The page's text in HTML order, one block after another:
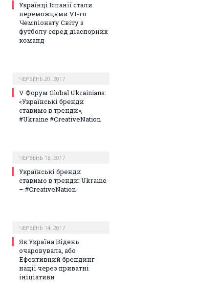
Українці Іспанії стали
переможцями VI-го
Чемпіонату Світу з
футболу серед діаспорних
команд
ЧЕРВЕНЬ 20, 2017
V Форум Global Ukrainians:
«Українські бренди
ставимо в тренди»,
#Ukraine #CreativeNation
ЧЕРВЕНЬ 15, 2017
Українські бренди
ставимо в тренди: Ukraine
– #CreativeNation
ЧЕРВЕНЬ 14, 2017
Як Україна Відень
очаровувала, або
Ефективний брендинг
нації через приватні
ініціативи